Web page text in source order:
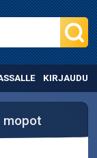
KIRJAUDU
mopot